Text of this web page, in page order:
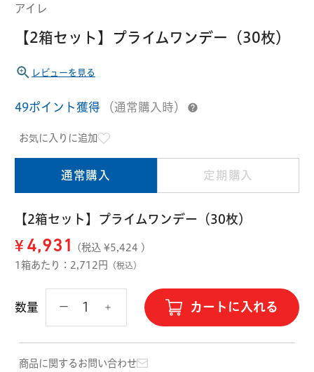
ソフト・使い捨て用
ハード用
オプション品
アイミー 東レ
オフテクス HOYA
当社について
アイレ
【2箱セット】プライムワンデー（30枚）
レビューを見る
49ポイント獲得 （通常購入時）
お気に入りに追加
通常購入 定期購入
【2箱セット】プライムワンデー（30枚）
¥ 4,931 (税込 ¥5,424 )
1箱あたり：2,712円
（税込）
数量 カートに入れる
商品に関するお問い合わせ